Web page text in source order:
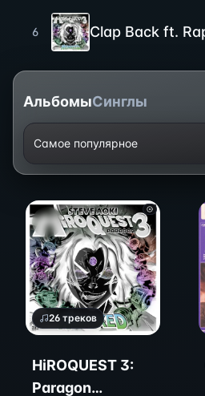
6
АльбомыСинглы
Самое популярное
26 треков
HiROQUEST 3:
Paragon